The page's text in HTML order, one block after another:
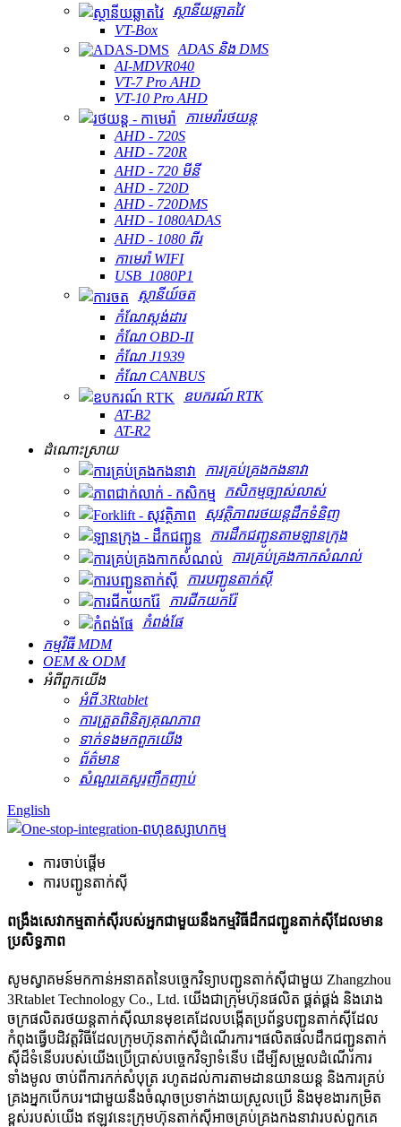
ស្ថានីយឆ្លាតវៃ
VT-Box
ADAS និង DMS
AI-MDVR040
VT-7 Pro AHD
VT-10 Pro AHD
កាមេរ៉ារថយន្ត
AHD - 720S
AHD - 720R
AHD - 720 មីនី
AHD - 720D
AHD - 720DMS
AHD - 1080ADAS
AHD - 1080 ពីរ
កាមេរ៉ា WIFI
USB_1080P1
ស្ថានីយ៍ចត
កំណែស្តង់ដារ
កំណែ OBD-II
កំណែ J1939
កំណែ CANBUS
ឧបករណ៍ RTK
AT-B2
AT-R2
ដំណោះស្រាយ
ការគ្រប់គ្រងកងនាវា
កសិកម្មច្បាស់លាស់
សុវត្ថិភាពរថយន្តដឹកទំនិញ
ការដឹកជញ្ជូនតាមឡានក្រុង
ការគ្រប់គ្រងកាកសំណល់
ការបញ្ជូនតាក់ស៊ី
ការជីកយករ៉ែ
កំពង់ផែ
កម្មវិធី MDM
OEM & ODM
អំពី​ពួក​យើង
អំពី 3Rtablet
ការត្រួតពិនិត្យគុណភាព
ទាក់ទង​មក​ពួក​យើង
ព័ត៌មាន
សំណួរគេសួរញឹកញាប់
English
ការចាប់ផ្តើម
ការបញ្ជូនតាក់ស៊ី
ពង្រឹងសេវាកម្មតាក់ស៊ីរបស់អ្នកជាមួយនឹងកម្មវិធីដឹកជញ្ជូនតាក់ស៊ីដែលមាន
ប្រសិទ្ធភាព
សូមស្វាគមន៍មកកាន់អនាគតនៃបច្ចេកវិទ្យាបញ្ជូនតាក់ស៊ីជាមួយ Zhangzhou
3Rtablet Technology Co., Ltd. យើងជាក្រុមហ៊ុនផលិត ផ្គត់ផ្គង់ និងរោង
ចក្រផលិតរថយន្តតាក់ស៊ីឈានមុខគេដែលបង្កើតប្រព័ន្ធបញ្ជូនតាក់ស៊ីដែល
កំពុងធ្វើបដិវត្តវិធីដែលក្រុមហ៊ុនតាក់ស៊ីដំណើរការ។ផលិតផលដឹកជញ្ជូនតាក់
ស៊ីដ៏ទំនើបរបស់យើងប្រើប្រាស់បច្ចេកវិទ្យាទំនើប ដើម្បីសម្រួលដំណើរការ
ទាំងមូល ចាប់ពីការកក់សំបុត្រ រហូតដល់ការតាមដានយានយន្ត និងការគ្រប់
គ្រងអ្នកបើកបរ។ជាមួយនឹងចំណុចប្រទាក់ងាយស្រួលប្រើ និងមុខងារកម្រិត
ខ្ពស់របស់យើង ឥឡូវនេះក្រុមហ៊ុនតាក់ស៊ីអាចគ្រប់គ្រងកងនាវារបស់ពួកគេ